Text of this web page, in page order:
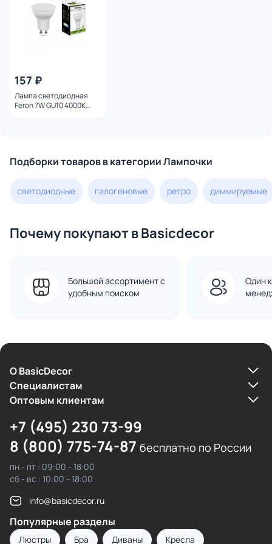
157 ₽
Лампа светодиодная
Feron 7W GU10 4000K
Подборки товаров в категории Лампочки
светодиодные галогеновые ретро диммируемые
Почему покупают в Basicdecor
Большой ассортимент с
удобным поиском
Один
О BasicDecor
Cпециалистам
Оптовым клиентам
+7 (495) 230 73-99
8 (800) 775-74-87 бесплатно по России
пн - пт : 09:00 - 18:00
сб - вс : 10:00 - 18:00
info@basicdecor.ru
Популярные разделы
Люстры Бра Диваны Кресла